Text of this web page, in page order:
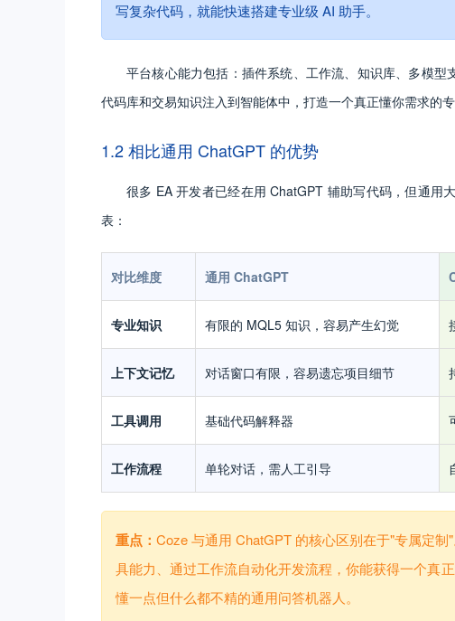
写复杂代码，就能快速搭建专业级 AI 助手。
平台核心能力包括：插件系统、工作流、知识库、多模
代码库和交易知识注入到智能体中，打造一个真正懂你需求的专
1.2 相比通用 ChatGPT 的优势
很多 EA 开发者已经在用 ChatGPT 辅助写代码，但通用
表：
对比维度 通用 ChatGPT
专业知识 有限的 MQL5 知识，容易产生幻觉
上下文记忆 对话窗口有限，容易遗忘项目细节
工具调用 基础代码解释器
工作流程 单轮对话，需人工引导
重点： Coze 与通用 ChatGPT 的核心区别在于"专属定
具能力、通过工作流自动化开发流程，你能获得一个真
懂一点但什么都不精的通用问答机器人。